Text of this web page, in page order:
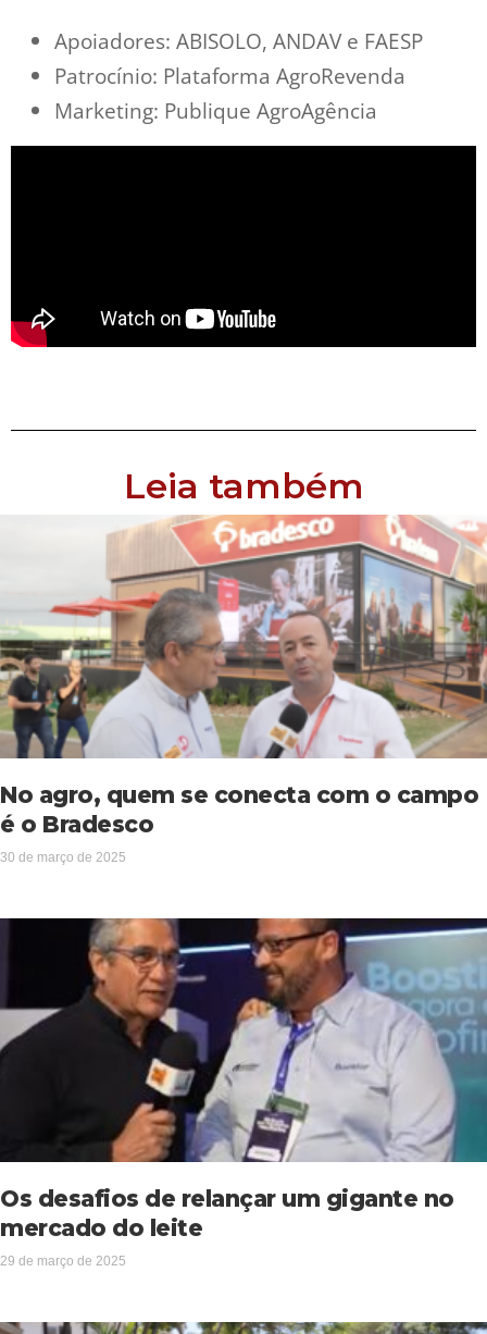
Apoiadores: ABISOLO, ANDAV e FAESP
Patrocínio: Plataforma AgroRevenda
Marketing: Publique AgroAgência
Leia também
No agro, quem se conecta com o campo
é o Bradesco
30 de março de 2025
Os desafios de relançar um gigante no
mercado do leite
29 de março de 2025